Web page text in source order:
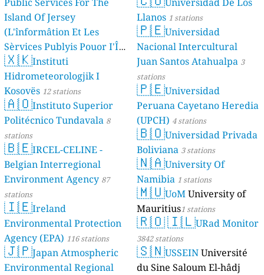
Island Of Jersey
(L'înformâtion Et Les
Sèrvices Publyis Pouor I'Île
Dé Jèrri) 2 stations
🇽🇰Instituti
Hidrometeorologjik I
Kosovës 12 stations
🇦🇴Instituto Superior
Politécnico Tundavala 8
stations
🇧🇪IRCEL-CELINE -
Belgian Interregional
Environment Agency 87
stations
🇮🇪Ireland
Environmental Protection
Agency (EPA) 116 stations
🇯🇵Japan Atmospheric
Environmental Regional
Llanos 1 stations
🇵🇪Universidad
Nacional Intercultural
Juan Santos Atahualpa 3
stations
🇵🇪Universidad
Peruana Cayetano Heredia
(UPCH) 4 stations
🇧🇴Universidad Privada
Boliviana 3 stations
🇳🇦University Of
Namibia 1 stations
🇲🇺UoMUniversity of
Mauritius1 stations
🇷🇴🇮🇱URad Monitor
3842 stations
🇸🇳USSEINUniversité
du Sine Saloum El-hâdj